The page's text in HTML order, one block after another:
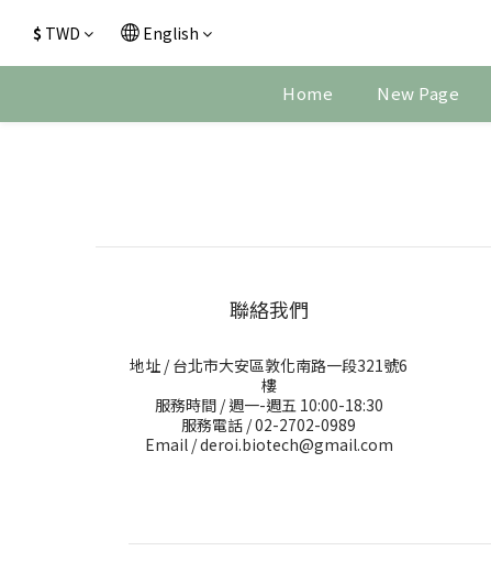
$ TWD English
Home New Page
聯絡我們
地址 / 台北市大安區敦化南路一段321號6
樓
服務時間 / 週一-週五 10:00-18:30
服務電話 / 02-2702-0989
Email / deroi.biotech@gmail.com